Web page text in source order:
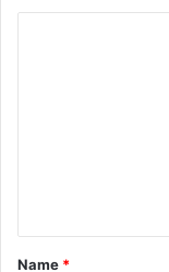
*
Name *